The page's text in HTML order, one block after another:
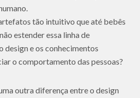
tão intuitivo que até bebês
estender essa linha de
design e os conhecimentos
o comportamento das pessoas?
outra diferença entre o design